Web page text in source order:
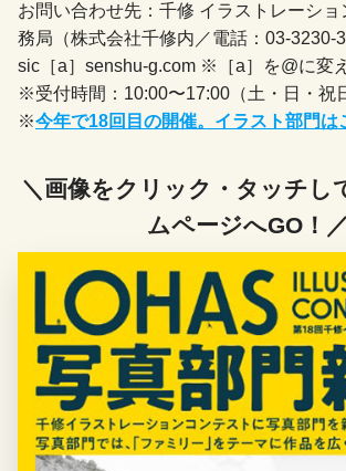
お問い合わせ先：千修 イラストレーシ
務局（株式会社千修内／電話：03-3230-
sic［a］senshu-g.com ※［a］を@に変
※受付時間：10:00〜17:00（土・日・祝
※今年で18回目の開催。イラスト部門は
＼画像をクリック・タッチし
ムページへGO！／